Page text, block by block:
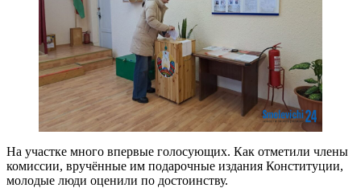
На участке много впервые голосующих. Как отметили члены
комиссии, вручённые им подарочные издания Конституции,
молодые люди оценили по достоинству.